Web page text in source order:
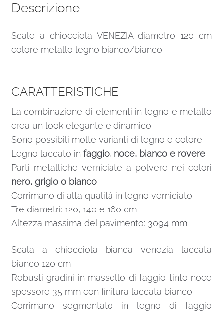
Descrizione
Scale a chiocciola VENEZIA diametro 120 cm
colore metallo legno bianco/bianco
CARATTERISTICHE
La combinazione di elementi in legno e metallo
crea un look elegante e dinamico
Sono possibili molte varianti di legno e colore
Legno laccato in faggio, noce, bianco e rovere
Parti metalliche verniciate a polvere nei colori
nero, grigio o bianco
Corrimano di alta qualità in legno verniciato
Tre diametri: 120, 140 e 160 cm
Altezza massima del pavimento: 3094 mm
Scala a chiocciola bianca venezia laccata
bianco 120 cm
Robusti gradini in massello di faggio tinto noce
spessore 35 mm con finitura laccata bianco
Corrimano segmentato in legno di faggio